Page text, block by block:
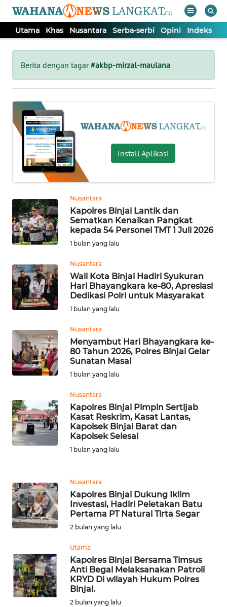
Utama Khas Nusantara Serba-serbi Opini Indeks
Berita dengan tagar#akbp-mirzal-maulana
Install Aplikasi
Nusantara
Kapolres Binjai Lantik dan
Sematkan Kenaikan Pangkat
kepada 54 Personel TMT 1 Juli 2026
1 bulan yang lalu
Nusantara
Wali Kota Binjai Hadiri Syukuran
Hari Bhayangkara ke-80, Apresiasi
Dedikasi Polri untuk Masyarakat
1 bulan yang lalu
Nusantara
Menyambut Hari Bhayangkara ke-
80 Tahun 2026, Polres Binjai Gelar
Sunatan Masal
1 bulan yang lalu
Nusantara
Kapolres Binjai Pimpin Sertijab
Kasat Reskrim, Kasat Lantas,
Kapolsek Binjai Barat dan
Kapolsek Selesai
1 bulan yang lalu
Nusantara
Kapolres Binjai Dukung Iklim
Investasi, Hadiri Peletakan Batu
Pertama PT Natural Tirta Segar
2 bulan yang lalu
Utama
Kapolres Binjai Bersama Timsus
Anti Begal Melaksanakan Patroli
KRYD Di wilayah Hukum Polres
Binjai.
2 bulan yang lalu
Tutup
UTAMA
KHAS
NUSANTARA
SERBA-
SERBI
OPINI
Informasi
INDEKS
BERITA
KONTAK
KAMI
INFO
IKLAN
TENTANG
PEDOMAN
MEDIA
SIBER
KARIR
DISCLAIMER
News
Regional
WN
SUMUT